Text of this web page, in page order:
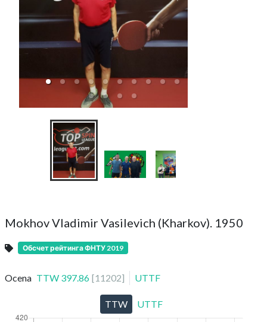
Mokhov Vladimir Vasilevich (Kharkov). 1950
Обсчет рейтинга ФНТУ 2019
Ocena TTW 397.86 [11202] UTTF
TTW UTTF